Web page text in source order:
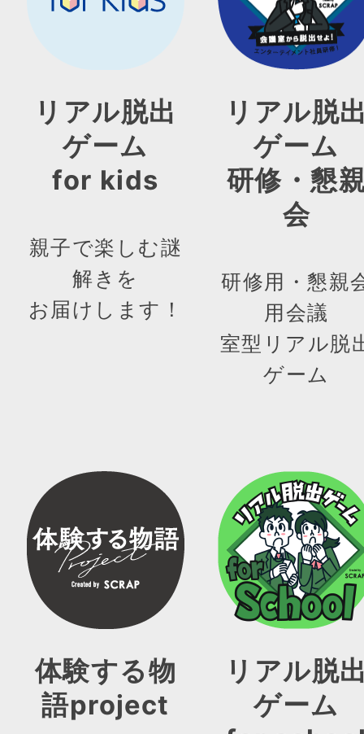
リアル脱出
ゲーム
for kids
親子で楽しむ謎
解きを
お届けします！
リアル脱
ゲーム
研修・懇
会
研修用・懇親
用会議
室型リアル脱
ゲーム
体験する物
語project
リアル脱
ゲーム